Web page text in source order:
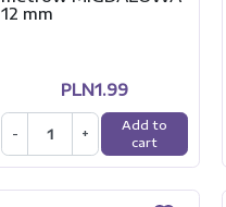
12 mm
PLN1.99
- +
Add to
cart